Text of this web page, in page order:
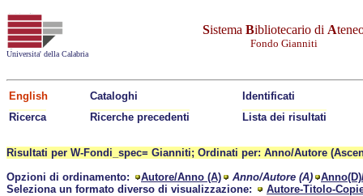
Universita' della Calabria
Sistema Bibliotecario di A
Fondo Gianniti
English Cataloghi
Identificati
Ricerca
Ricerche precedenti Lista dei risultati
Risultati per W-Fondi_spec= Gianniti; Ordinati per: Anno/Autore
Opzioni di ordinamento:
Autore/Anno (A) Anno/Autore (A)
Seleziona un formato diverso di visualizzazione:
Autore-Titolo-